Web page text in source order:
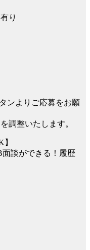
り
ンよりご応募をお願
調整いたします。
談ができる！履歴